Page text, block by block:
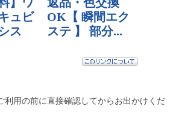
利用の前に直接確認してからお出かけくだ